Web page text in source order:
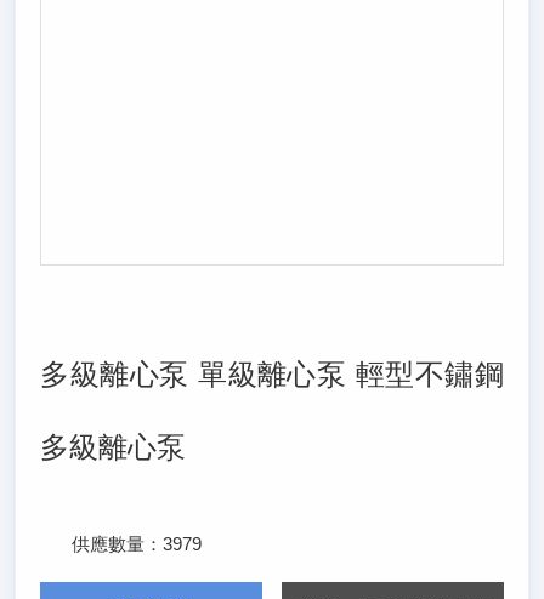
多級離心泵 單級離心泵 輕型不鏽鋼
多級離心泵
供應數量：3979